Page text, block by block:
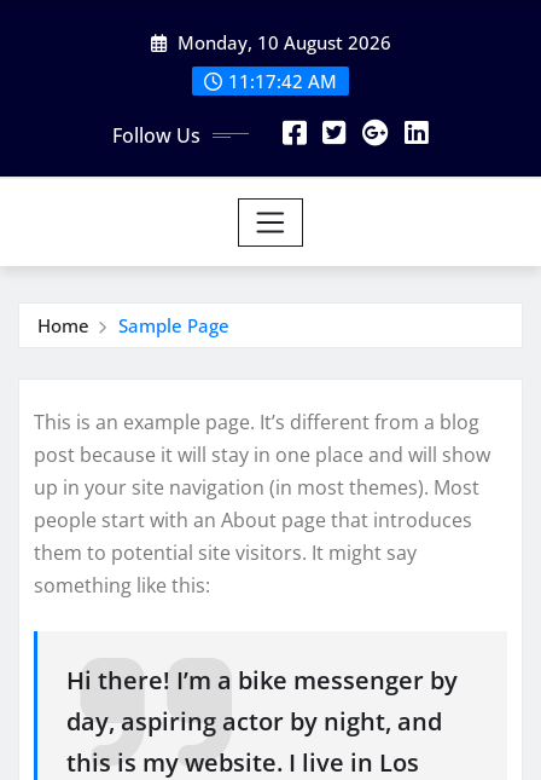
Monday, 10 August 2026
11:17:42 AM
Follow Us
Home Sample Page
This is an example page. It’s different from a blog
post because it will stay in one place and will show
up in your site navigation (in most themes). Most
people start with an About page that introduces
them to potential site visitors. It might say
something like this:
Hi there! I’m a bike messenger by
day, aspiring actor by night, and
this is my website. I live in Los